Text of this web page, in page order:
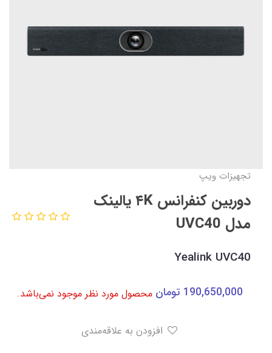
تجهیزات ویپ
دوربین کنفرانس ۴K یالینک
مدل UVC40
Yealink UVC40
190,650,000 تومان محصول مورد نظر موجود نمی‌باشد.